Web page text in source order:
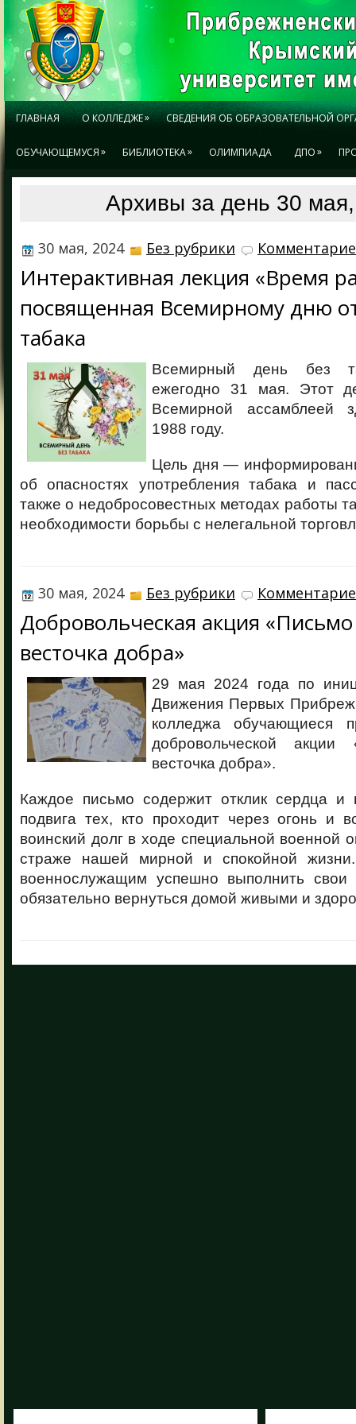
ГЛАВНАЯ О КОЛЛЕДЖЕ» СВЕДЕНИЯ ОБ ОБРАЗОВАТЕЛЬНОЙ
ОБУЧАЮЩЕМУСЯ» БИБЛИОТЕКА» ОЛИМПИАДА ДПО»
Архивы за день 30
30 мая, 2024 Без рубрики
Интерактивная лекция «Время
посвященная Всемирному дню
табака
Всемирный день без
ежегодно 31 мая. Этот
Всемирной ассамблеей
1988 году.
Цель дня —
об опасностях употребления табака и
также о недобросовестных методах работы
необходимости борьбы с нелегальной
30 мая, 2024 Без рубрики
Добровольческая акция «Письмо
весточка добра»
29 мая 2024 года по
Движения Первых
колледжа обучающиеся
добровольческой акции
весточка добра».
Каждое письмо содержит отклик сердца и
подвига тех, кто проходит через огонь и
воинский долг в ходе специальной военной
страже нашей мирной и спокойной
военнослужащим успешно выполнить
обязательно вернуться домой живыми и